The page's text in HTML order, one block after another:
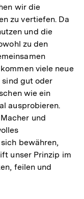
wir die
zu vertiefen. Da
und die
zu den
viele neue
sind gut oder
wie ein
ausprobieren.
und
bewähren,
unser Prinzip im
feilen und